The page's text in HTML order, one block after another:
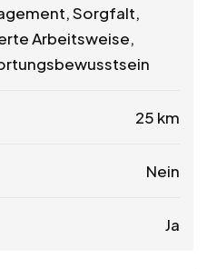
Sorgfalt,
Arbeitsweise,
25 km
Nein
Ja